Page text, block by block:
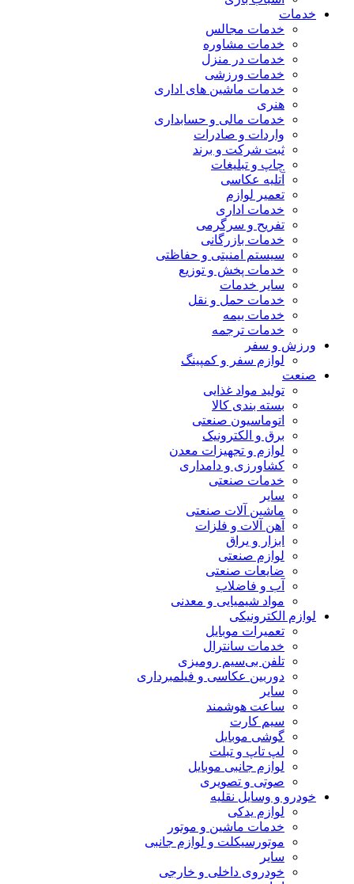
خدمات
خدمات مجالس
خدمات مشاوره
خدمات در منزل
خدمات ورزشی
خدمات ماشین های اداری
هنری
خدمات مالی و حسابداری
واردات و صادرات
ثبت شرکت و برند
چاپ و تبلیغات
آتلیه عکاسی
تعمیر لوازم
خدمات اداری
تفریح و سرگرمی
خدمات بازرگانی
سیستم امنیتی و حفاظتی
خدمات پخش و توزیع
سایر خدمات
خدمات حمل و نقل
خدمات بیمه
خدمات ترجمه
ورزش و سفر
لوازم سفر و کمپینگ
صنعت
تولید مواد غذایی
بسته بندی کالا
اتوماسیون صنعتی
برق و الکترونیک
لوازم و تجهیزات معدن
کشاورزی و دامداری
خدمات صنعتی
سایر
ماشین آلات صنعتی
آهن آلات و فلزات
ابزار و یراق
لوازم صنعتی
ضایعات صنعتی
آب و فاضلاب
مواد شیمیایی و معدنی
لوازم الکترونیکی
تعمیرات موبایل
خدمات سانترال
تلفن بی‌سیم رومیزی
دوربین عکاسی و فیلمبرداری
سایر
ساعت هوشمند
سیم کارت
گوشی موبایل
لپ تاپ و تبلت
لوازم جانبی موبایل
صوتی و تصویری
خودرو و وسایل نقلیه
لوازم یدکی
خدمات ماشین و موتور
موتورسیکلت و لوازم جانبی
سایر
خودروی داخلی و خارجی